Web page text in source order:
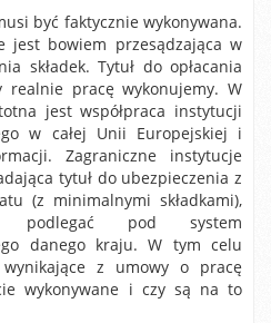
być faktycznie wykonywana.
jest bowiem przesądzająca w
składek. Tytuł do opłacania
realnie pracę wykonujemy. W
jest współpraca instytucji
w całej Unii Europejskiej i
Zagraniczne instytucje
tytuł do ubezpieczenia z
(z minimalnymi składkami),
podlegać pod system
danego kraju. W tym celu
z umowy o pracę
wykonywane i czy są na to